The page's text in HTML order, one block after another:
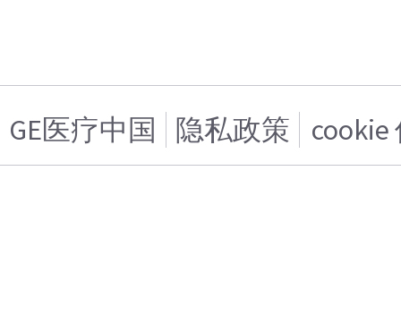
GE医疗中国 隐私政策 cookie